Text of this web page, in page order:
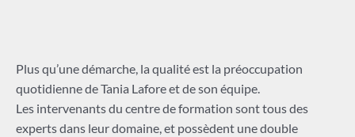
Plus qu’une démarche, la qualité est la préoccupation
quotidienne de Tania Lafore et de son équipe.
Les intervenants du centre de formation sont tous des
experts dans leur domaine, et possèdent une double